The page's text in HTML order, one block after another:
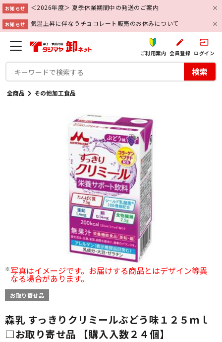
お知らせ ＜2026年度＞ 夏季休業期間中の発送のご案内
お知らせ 気温上昇に伴なうチョコレート販売のお休みについて
ご利用案内
create
会員登録
input
ログイン
検索
全商品 その他加工食品
写真はイメージです。お届けする商品とはデザイン等異
なる場合があります。
お取り寄せ品
森乳 すっきりクリミールぶどう味１２５ｍｌ
□お取り寄せ品 【購入入数２４個】